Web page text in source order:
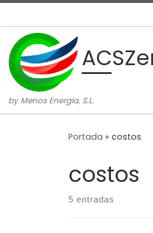
by Menos Energía, S.L.
Portada » costos
costos
5 entradas